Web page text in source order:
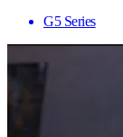
G5 Series